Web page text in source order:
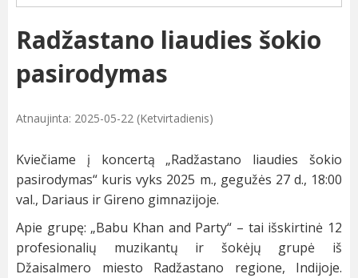
Radžastano liaudies šokio
pasirodymas
Atnaujinta: 2025-05-22 (Ketvirtadienis)
Kviečiame į koncertą „Radžastano liaudies šokio
pasirodymas“ kuris vyks 2025 m., gegužės 27 d., 18:00
val., Dariaus ir Gireno gimnazijoje.
Apie grupę: „Babu Khan and Party“ – tai išskirtinė 12
profesionalių muzikantų ir šokėjų grupė iš
Džaisalmero miesto Radžastano regione, Indijoje.